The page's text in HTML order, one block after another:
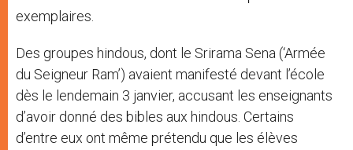
exemplaires.
Des groupes hindous, dont le Srirama Sena (‘Armée
du Seigneur Ram’) avaient manifesté devant l’école
dès le lendemain 3 janvier, accusant les enseignants
d’avoir donné des bibles aux hindous. Certains
d’entre eux ont même prétendu que les élèves